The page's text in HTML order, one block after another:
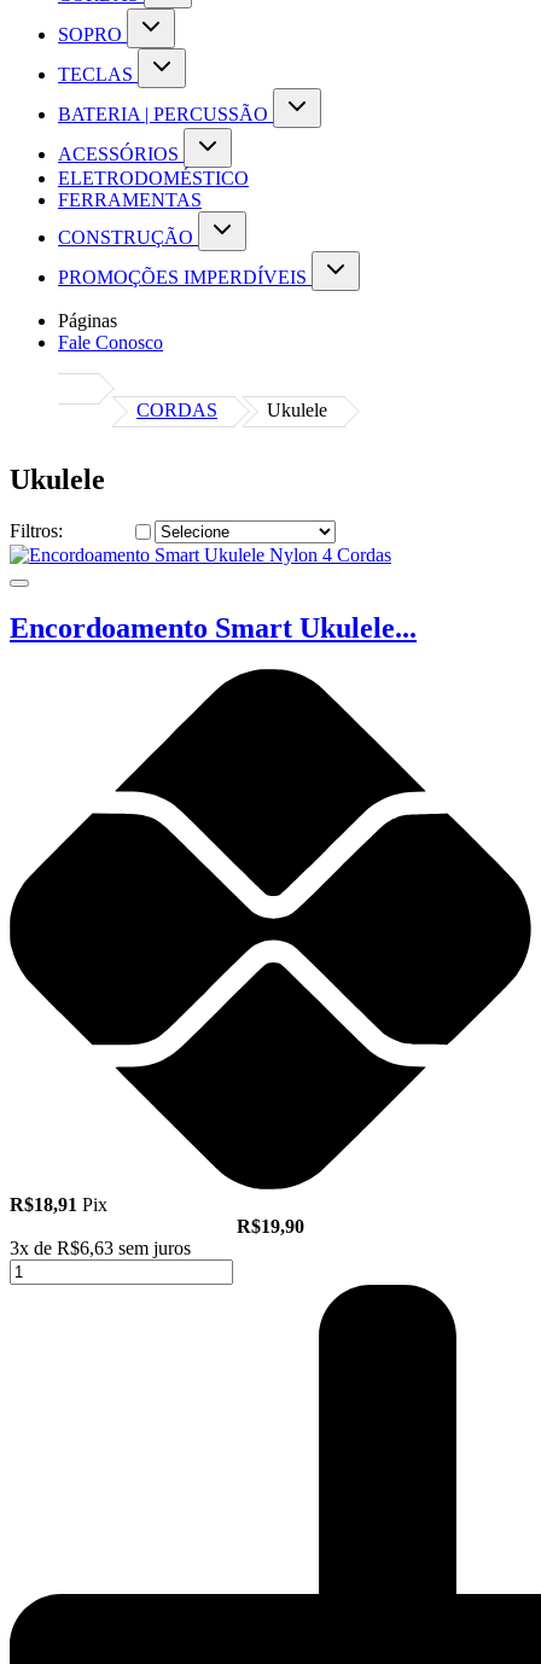
SOPRO
TECLAS
BATERIA | PERCUSSÃO
ACESSÓRIOS
ELETRODOMÉSTICO
FERRAMENTAS
CONSTRUÇÃO
PROMOÇÕES IMPERDÍVEIS
Páginas
Fale Conosco
CORDAS Ukulele
Ukulele
Filtros:
Encordoamento Smart Ukulele...
R$18,91 Pix
R$19,90
3x de R$6,63 sem juros